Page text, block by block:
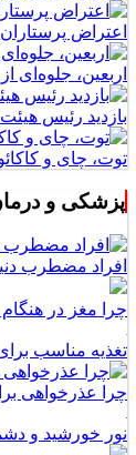
اعتراض
اربعین،
بازدید رئیس
توت، چای و
پزشکی و
افراد مضطرب
چرا مغز در
تغذیه مناسب
چرا عذرخواهی
نور خورشید و